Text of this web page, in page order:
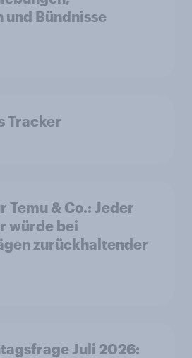
und Bündnisse
Tracker
Temu & Co.: Jeder
würde bei
Juli 2026: